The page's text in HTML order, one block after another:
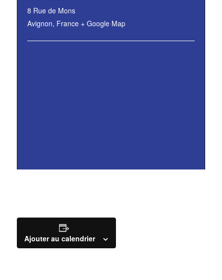
8 Rue de Mons
Avignon, France + Google Map
Ajouter au calendrier